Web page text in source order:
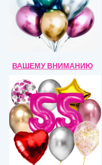
ВАШЕМУ ВНИМАНИЮ